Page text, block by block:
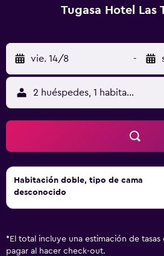
nuestro acceso a Internet wifi
de temporada.
Tugasa Hotel Las
vie. 14/8 -
2 huéspedes, 1 habitación
Habitación doble, tipo de cama
desconocido
* El total incluye una estimación de tasas
pagar al hacer check-out.